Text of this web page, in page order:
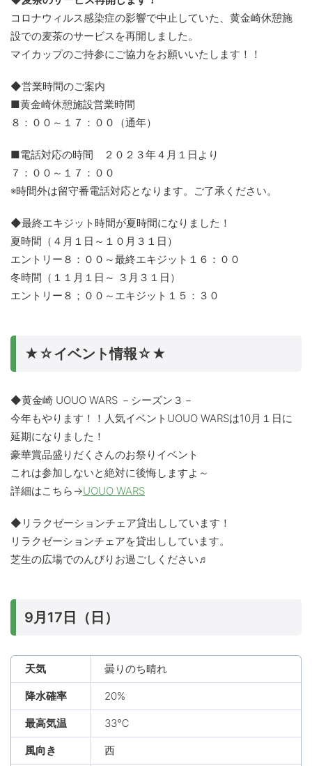
コロナウィルス感染症の影響で中止していた、黄金崎休憩施
設での麦茶のサービスを再開しました。
マイカップのご持参にご協力をお願いいたします！！
◆営業時間のご案内
■黄金崎休憩施設営業時間
８：００～１７：００（通年）
■電話対応の時間 ２０２３年４月１日より
７：００～１７：００
※時間外は留守番電話対応となります。ご了承ください。
◆最終エキジット時間が夏時間になりました！
夏時間（４月１日～１０月３１日）
エントリー８：００～最終エキジット１６：００
冬時間（１１月１日～ ３月３１日）
エントリー８；００～エキジット１５：３０
★☆イベント情報☆★
◆黄金崎 UOUO WARS －シーズン３－
今年もやります！！人気イベントUOUO WARSは10月１日に
延期になりました！
豪華賞品盛りだくさんのお祭りイベント
これは参加しないと絶対に後悔しますよ～
詳細はこちら→UOUO WARS
◆リラクゼーションチェア貸出ししています！
リラクゼーションチェアを貸出ししています。
芝生の広場でのんびりお過ごしください♬
9月17日（日）
天気 曇りのち晴れ
降水確率 20%
最高気温 33℃
風向き 西